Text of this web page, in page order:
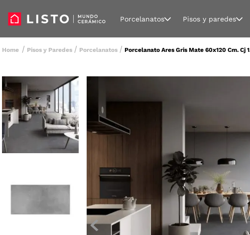
Porcelanatos Pisos y paredes
Pisos y Paredes Porcelanatos Porcelanato Ares Gris Mate 60x120 Cm. Cj